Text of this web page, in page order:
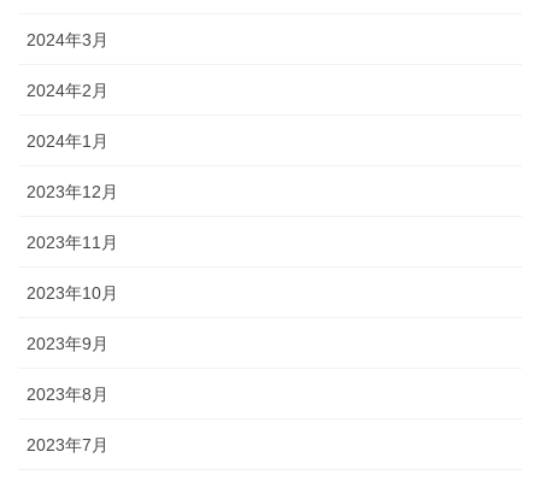
2024年3月
2024年2月
2024年1月
2023年12月
2023年11月
2023年10月
2023年9月
2023年8月
2023年7月